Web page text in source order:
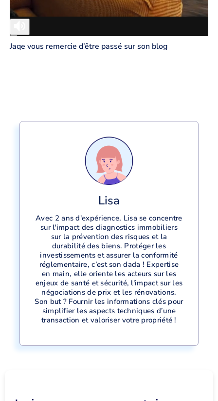
Jaqe vous remercie d’être passé sur son blog
Lisa
Avec 2 ans d'expérience, Lisa se concentre
sur l'impact des diagnostics immobiliers
sur la prévention des risques et la
durabilité des biens. Protéger les
investissements et assurer la conformité
réglementaire, c’est son dada ! Expertise
en main, elle oriente les acteurs sur les
enjeux de santé et sécurité, l'impact sur les
négociations de prix et les rénovations.
Son but ? Fournir les informations clés pour
simplifier les aspects techniques d’une
transaction et valoriser votre propriété !